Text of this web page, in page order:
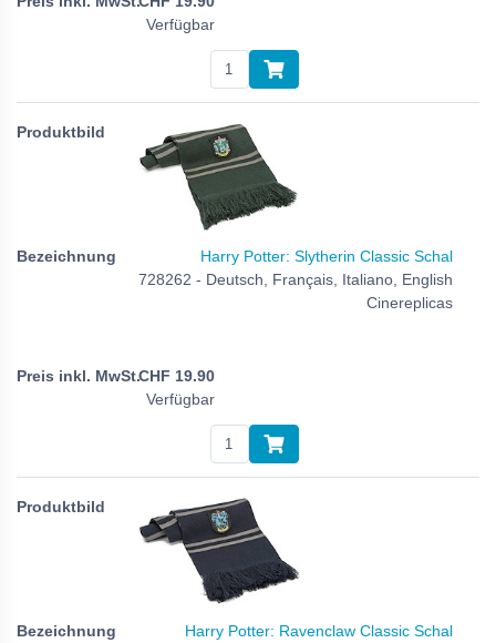
Verfügbar
Harry Potter: Slytherin Classic Schal
728262 - Deutsch, Français, Italiano, English
Cinereplicas
CHF 19.90
Verfügbar
Harry Potter: Ravenclaw Classic Schal